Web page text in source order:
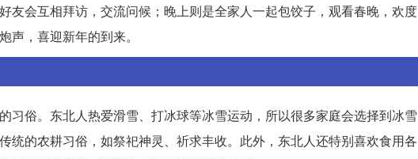
友会互相拜访，交流问候；晚上则是全家人一起包饺子，观看春晚，欢度
，喜迎新年的到来。
习俗。东北人热爱滑雪、打冰球等冰雪运动，所以很多家庭会选择到冰雪
统的农耕习俗，如祭祀神灵、祈求丰收。此外，东北人还特别喜欢食用各